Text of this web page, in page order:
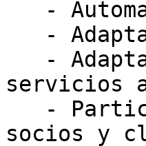
servicios
socios y